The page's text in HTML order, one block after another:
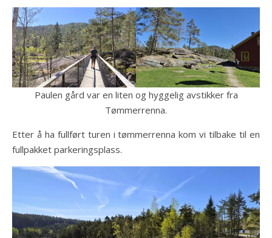
Paulen gård var en liten og hyggelig avstikker fra
Tømmerrenna.
Etter å ha fullført turen i tømmerrenna kom vi tilbake til en
fullpakket parkeringsplass.